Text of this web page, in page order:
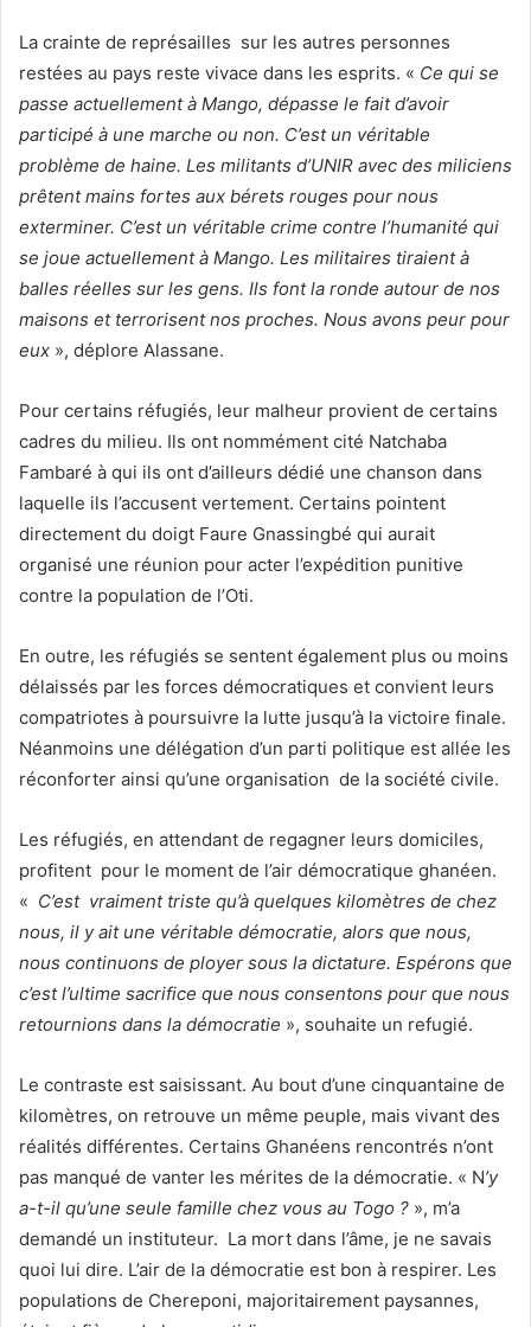
La crainte de représailles sur les autres personnes
restées au pays reste vivace dans les esprits. « Ce qui se
passe actuellement à Mango, dépasse le fait d’avoir
participé à une marche ou non. C’est un véritable
problème de haine. Les militants d’UNIR avec des miliciens
prêtent mains fortes aux bérets rouges pour nous
exterminer. C’est un véritable crime contre l’humanité qui
se joue actuellement à Mango. Les militaires tiraient à
balles réelles sur les gens. Ils font la ronde autour de nos
maisons et terrorisent nos proches. Nous avons peur pour
eux », déplore Alassane.
Pour certains réfugiés, leur malheur provient de certains
cadres du milieu. Ils ont nommément cité Natchaba
Fambaré à qui ils ont d’ailleurs dédié une chanson dans
laquelle ils l’accusent vertement. Certains pointent
directement du doigt Faure Gnassingbé qui aurait
organisé une réunion pour acter l’expédition punitive
contre la population de l’Oti.
En outre, les réfugiés se sentent également plus ou moins
délaissés par les forces démocratiques et convient leurs
compatriotes à poursuivre la lutte jusqu’à la victoire finale.
Néanmoins une délégation d’un parti politique est allée les
réconforter ainsi qu’une organisation de la société civile.
Les réfugiés, en attendant de regagner leurs domiciles,
profitent pour le moment de l’air démocratique ghanéen.
« C’est vraiment triste qu’à quelques kilomètres de chez
nous, il y ait une véritable démocratie, alors que nous,
nous continuons de ployer sous la dictature. Espérons que
c’est l’ultime sacrifice que nous consentons pour que nous
retournions dans la démocratie », souhaite un refugié.
Le contraste est saisissant. Au bout d’une cinquantaine de
kilomètres, on retrouve un même peuple, mais vivant des
réalités différentes. Certains Ghanéens rencontrés n’ont
pas manqué de vanter les mérites de la démocratie. « N’y
a-t-il qu’une seule famille chez vous au Togo ? », m’a
demandé un instituteur. La mort dans l’âme, je ne savais
quoi lui dire. L’air de la démocratie est bon à respirer. Les
populations de Chereponi, majoritairement paysannes,